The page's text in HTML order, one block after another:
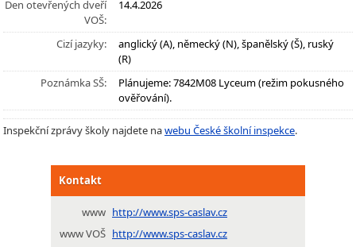
Den otevřených dveří
VOŠ:
14.4.2026
Cizí jazyky:
anglický (A), německý (N), španělský (Š), ruský
(R)
Poznámka SŠ:
Plánujeme: 7842M08 Lyceum (režim pokusného
ověřování).
Inspekční zprávy školy najdete nawebu České školní inspekce.
Kontakt
www http://www.sps-caslav.cz
www VOŠ http://www.sps-caslav.cz